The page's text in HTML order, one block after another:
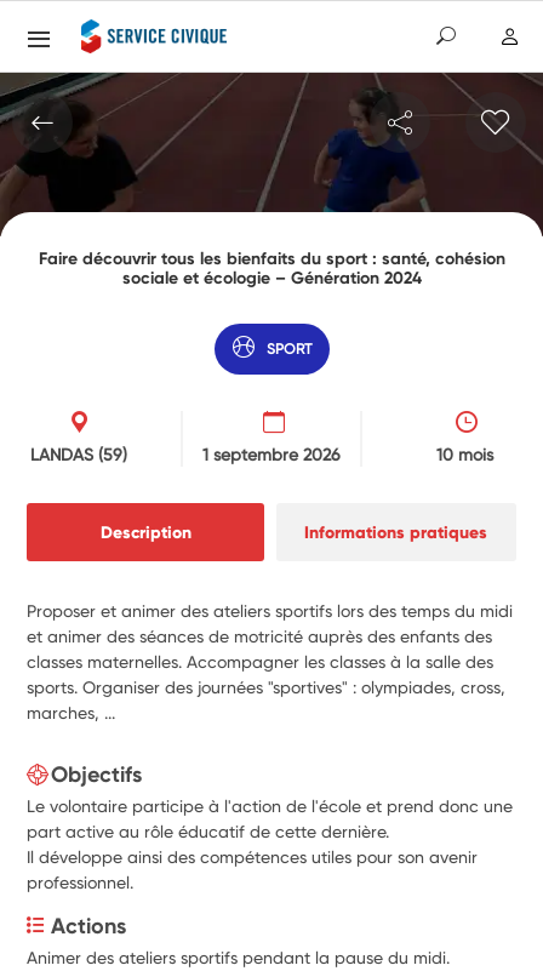
Faire découvrir tous les bienfaits du sport : santé, cohésion
sociale et écologie – Génération 2024
SPORT
LANDAS (59) 1 septembre 2026 10 mois
Description Informations pratiques
Proposer et animer des ateliers sportifs lors des temps du midi
et animer des séances de motricité auprès des enfants des
classes maternelles. Accompagner les classes à la salle des
sports. Organiser des journées "sportives" : olympiades, cross,
marches, ...
Objectifs
Le volontaire participe à l'action de l'école et prend donc une
part active au rôle éducatif de cette dernière.
Il développe ainsi des compétences utiles pour son avenir
professionnel.
Actions
Animer des ateliers sportifs pendant la pause du midi.